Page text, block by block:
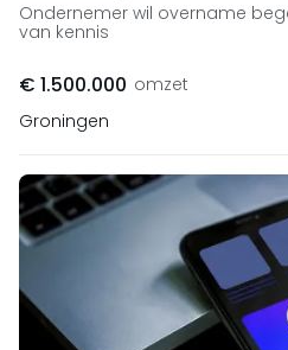
Ondernemer wil overname
van kennis
€ 1.500.000 omzet
Groningen